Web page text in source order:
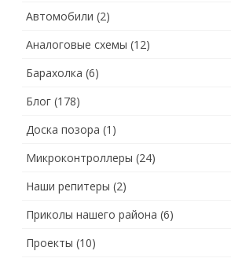
Автомобили (2)
Аналоговые схемы (12)
Барахолка (6)
Блог (178)
Доска позора (1)
Микроконтроллеры (24)
Наши репитеры (2)
Приколы нашего района (6)
Проекты (10)